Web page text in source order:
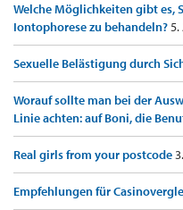
Welche Möglichkeiten gibt es,
Iontophorese zu behandeln?5.
Sexuelle Belästigung durch
Worauf sollte man bei der
Linie achten: auf Boni, die
Real girls from your postcode
Empfehlungen für